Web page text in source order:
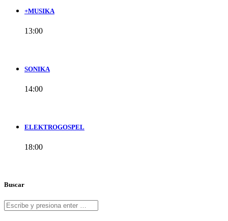
+MUSIKA
13:00
SONIKA
14:00
ELEKTROGOSPEL
18:00
Buscar